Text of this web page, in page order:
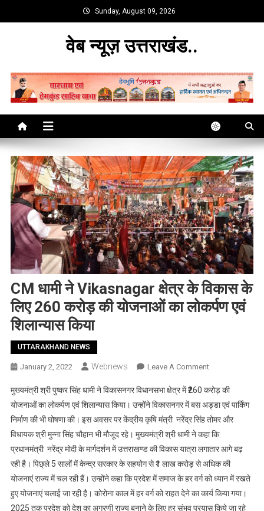
to
Sunday, August 09, 2026
वेब न्यूज़ उत्तराखंड..
CM धामी ने Vikasnagar क्षेत्र के विकास के
लिए 260 करोड़ की योजनाओं का लोकर्पण एवं
शिलान्यास किया
UTTARAKHAND NEWS
January 2, 2022 Webnews Leave A CommentOn
धामी
ने
Vikasnagar
क्षेत्र
के
विकास
के
लिए
260
मुख्यमंत्री श्री पुष्कर सिंह धामी ने विकासनगर विधानसभा क्षेत्र में ₹260 करोड़ की
योजनाओं का लोकर्पण एवं शिलान्यास किया। उन्होंने विकासनगर में बस अड्डा एवं पार्किंग
निर्माण की भी घोषणा की। इस अवसर पर केंद्रीय कृषि मंत्री नरेंद्र सिंह तोमर और
विधायक श्री मुन्ना सिंह चौहान भी मौजूद रहे। मुख्यमंत्री श्री धामी ने कहा कि
प्रधानमंत्री नरेंद्र मोदी के मार्गदर्शन में उत्तराखण्ड की विकास यात्रा लगातार आगे बढ़
रही है। पिछ्ले 5 सालों में केन्द्र सरकार के सहयोग से ₹1 लाख करोड़ से अधिक की
योजनाएं राज्य में चल रही हैं। उन्होंने कहा कि प्रदेश में समाज के हर वर्ग को ध्यान में रखते
हुए योजनाएं चलाई जा रही है। कोरोना काल में हर वर्ग को राहत देने का कार्य किया गया।
2025 तक प्रदेश को देश का अग्रणी राज्य बनाने के लिए हर संभव प्रयास किये जा रहे